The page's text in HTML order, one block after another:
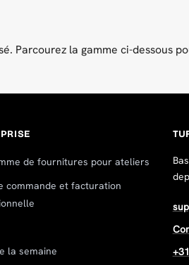
Parcourez la gamme ci-dessous
de fournitures pour ateliers
commande et facturation
la semaine